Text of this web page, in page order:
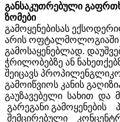
განსაკუთრებული
ზომები
გამოყენებისას
არის ოფტალმოლოგიაში
გამოსაყენებლად.
ჭრილობებზე ან
შეიცავს
გამოიწვიოს კანის
გაუზავებელი სახით და
გარეგანი
შემცირებული